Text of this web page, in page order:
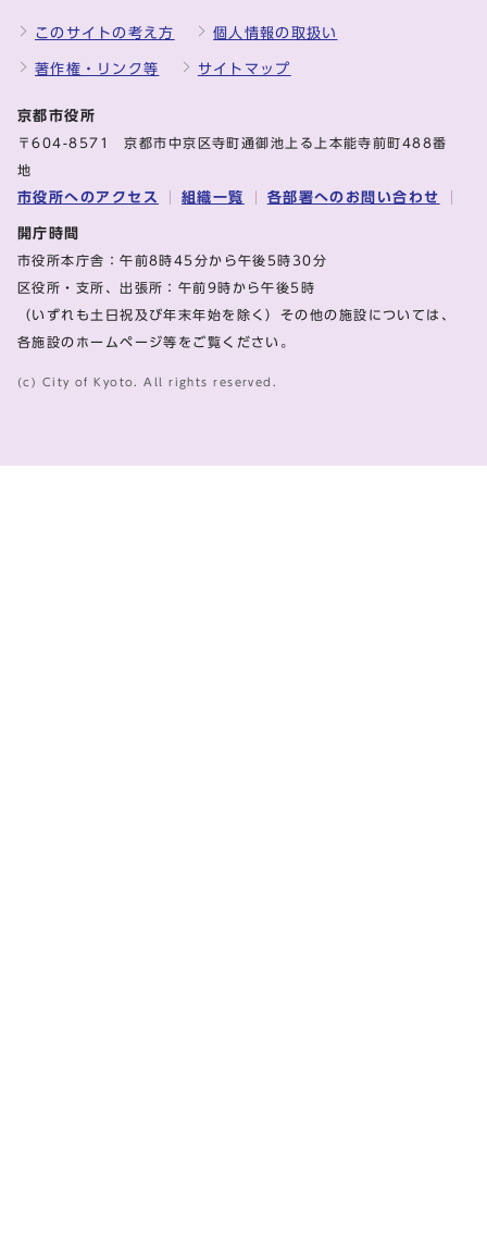
このサイトの考え方 個人情報の取扱い
著作権・リンク等 サイトマップ
京都市役所
〒604-8571 京都市中京区寺町通御池上る上本能寺前町488番
地
市役所へのアクセス 組織一覧 各部署へのお問い合わせ
開庁時間
市役所本庁舎：午前8時45分から午後5時30分
区役所・支所、出張所：午前9時から午後5時
（いずれも土日祝及び年末年始を除く）その他の施設については、
各施設のホームページ等をご覧ください。
(c) City of Kyoto. All rights reserved.